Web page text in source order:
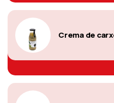
Crema de